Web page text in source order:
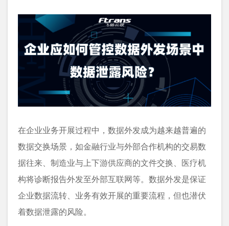
在企业业务开展过程中，数据外发成为越来越普遍的
数据交换场景，如金融行业与外部合作机构的交易数
据往来、制造业与上下游供应商的文件交换、医疗机
构将诊断报告外发至外部互联网等。数据外发是保证
企业数据流转、业务有效开展的重要流程，但也潜伏
着数据泄露的风险。